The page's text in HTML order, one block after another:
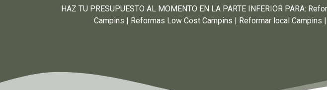
HAZ TU PRESUPUESTO AL MOMENTO EN LA PARTE INFERIOR PARA:
Campins | Reformas Low Cost Campins | Reformar local